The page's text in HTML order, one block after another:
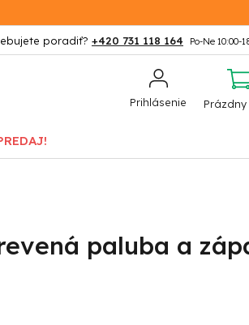
+420 731 118 164
Prihlásenie Prázdny
paluba a